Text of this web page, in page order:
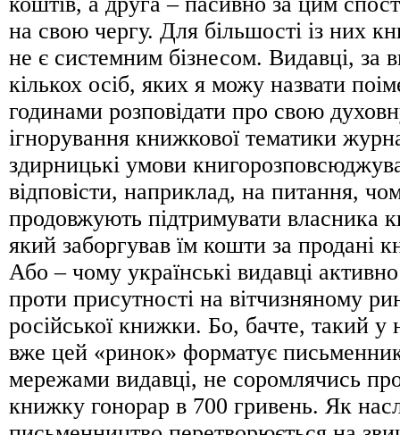
на свою чергу. Для більшості із них
не є системним бізнесом. Видавці, за
кількох осіб, яких я можу назвати
годинами розповідати про свою
ігнорування книжкової тематики
здирницькі умови
відповісти, наприклад, на питання,
продовжують підтримувати власника
який заборгував їм кошти за продані
Або – чому українські видавці
проти присутності на вітчизняному
російської книжки. Бо, бачте, такий у
вже цей «ринок» форматує
мережами видавці, не соромлячись
книжку гонорар в 700 гривень. Як